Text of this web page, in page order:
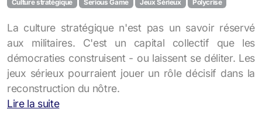
Culture stratégique
Serious Game Jeux Sérieux Polycrise
La culture stratégique n'est pas un savoir réservé
aux militaires. C'est un capital collectif que les
démocraties construisent - ou laissent se déliter. Les
jeux sérieux pourraient jouer un rôle décisif dans la
reconstruction du nôtre.
Lire la suite